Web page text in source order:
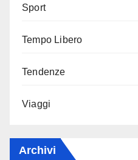
Sport
Tempo Libero
Tendenze
Viaggi
Archivi